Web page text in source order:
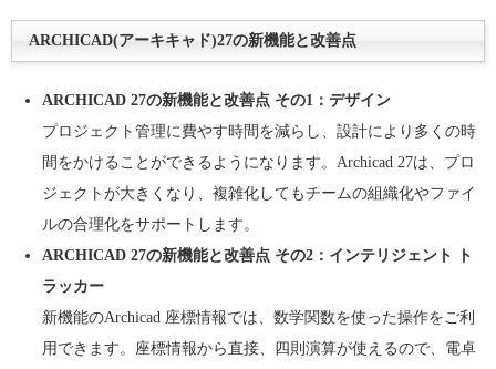
ARCHICAD(アーキキャド)27の新機能と改善点
ARCHICAD 27の新機能と改善点 その1：デザイン
プロジェクト管理に費やす時間を減らし、設計により多くの時
間をかけることができるようになります。Archicad 27は、プロ
ジェクトが大きくなり、複雑化してもチームの組織化やファイ
ルの合理化をサポートします。
ARCHICAD 27の新機能と改善点 その2：インテリジェント ト
ラッカー
新機能のArchicad 座標情報では、数学関数を使った操作をご利
用できます。座標情報から直接、四則演算が使えるので、電卓